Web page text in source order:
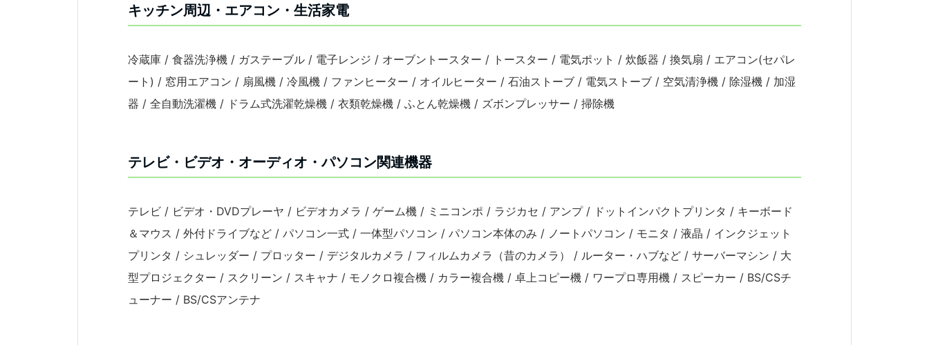
キッチン周辺・エアコン・生活家電
冷蔵庫 / 食器洗浄機 / ガステーブル / 電子レンジ / オーブントースター / トースター / 電気ポット / 炊飯器 / 換気扇 / エアコン(セパレ
ート) / 窓用エアコン / 扇風機 / 冷風機 / ファンヒーター / オイルヒーター / 石油ストーブ / 電気ストーブ / 空気清浄機 / 除湿機 / 加湿
器 / 全自動洗濯機 / ドラム式洗濯乾燥機 / 衣類乾燥機 / ふとん乾燥機 / ズボンプレッサー / 掃除機
テレビ・ビデオ・オーディオ・パソコン関連機器
テレビ / ビデオ・DVDプレーヤ / ビデオカメラ / ゲーム機 / ミニコンポ / ラジカセ / アンプ / ドットインパクトプリンタ / キーボード
＆マウス / 外付ドライブなど / パソコン一式 / 一体型パソコン / パソコン本体のみ / ノートパソコン / モニタ / 液晶 / インクジェット
プリンタ / シュレッダー / プロッター / デジタルカメラ / フィルムカメラ（昔のカメラ） / ルーター・ハブなど / サーバーマシン / 大
型プロジェクター / スクリーン / スキャナ / モノクロ複合機 / カラー複合機 / 卓上コピー機 / ワープロ専用機 / スピーカー / BS/CSチ
ューナー / BS/CSアンテナ